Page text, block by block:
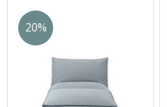
20%